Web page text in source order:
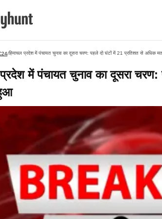
/हिमाचल प्रदेश में पंचायत चुनाव का दूसरा चरण: पहले दो घंटों में 21 प्रतिशत से अधिक
प्रदेश में पंचायत चुनाव का दूसरा